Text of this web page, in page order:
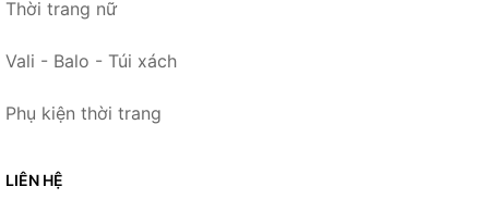
Thời trang nữ
Vali - Balo - Túi xách
Phụ kiện thời trang
LIÊN HỆ